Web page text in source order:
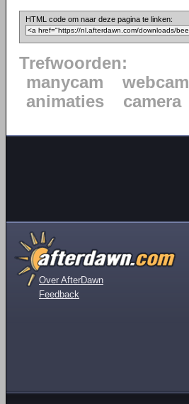
HTML code om naar deze pagina te linken:
Trefwoorden:
manycam
webcam
animaties
camera
Over AfterDawn
Feedback